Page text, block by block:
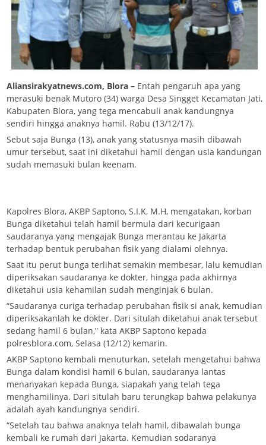
Aliansirakyatnews.com, Blora – Entah pengaruh apa yang
merasuki benak Mutoro (34) warga Desa Singget Kecamatan Jati,
Kabupaten Blora, yang tega mencabuli anak kandungnya
sendiri hingga anaknya hamil. Rabu (13/12/17).
Sebut saja Bunga (13), anak yang statusnya masih dibawah
umur tersebut, saat ini diketahui hamil dengan usia kandungan
sudah memasuki bulan keenam.
Kapolres Blora, AKBP Saptono, S.I.K, M.H, mengatakan, korban
Bunga diketahui telah hamil bermula dari kecurigaan
saudaranya yang mengajak Bunga merantau ke Jakarta
terhadap bentuk perubahan fisik yang dialami olehnya.
Saat itu perut bunga terlihat semakin membesar, lalu kemudian
diperiksakan saudaranya ke dokter, hingga pada akhirnya
diketahui usia kehamilan sudah menginjak 6 bulan.
“Saudaranya curiga terhadap perubahan fisik si anak, kemudian
diperiksakanlah ke dokter. Dari situlah diketahui anak tersebut
sedang hamil 6 bulan,” kata AKBP Saptono kepada
polresblora.com, Selasa (12/12) kemarin.
AKBP Saptono kembali menuturkan, setelah mengetahui bahwa
Bunga dalam kondisi hamil 6 bulan, saudaranya lantas
menanyakan kepada Bunga, siapakah yang telah tega
menghamilinya. Dari situlah baru terungkap bahwa pelakunya
adalah ayah kandungnya sendiri.
“Setelah tau bahwa anaknya telah hamil, dibawalah bunga
kembali ke rumah dari Jakarta. Kemudian sodaranya